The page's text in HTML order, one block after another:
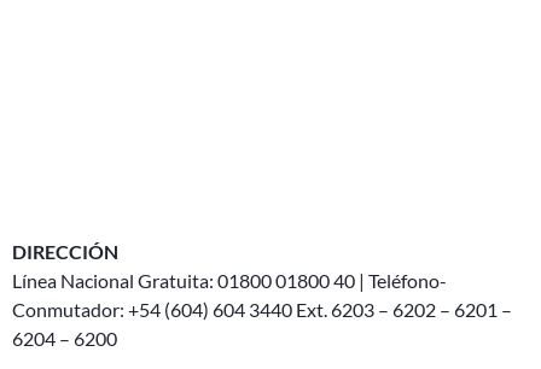
DIRECCIÓN
Línea Nacional Gratuita: 01800 01800 40 | Teléfono-
Conmutador: +54 (604) 604 3440 Ext. 6203 – 6202 – 6201 –
6204 – 6200